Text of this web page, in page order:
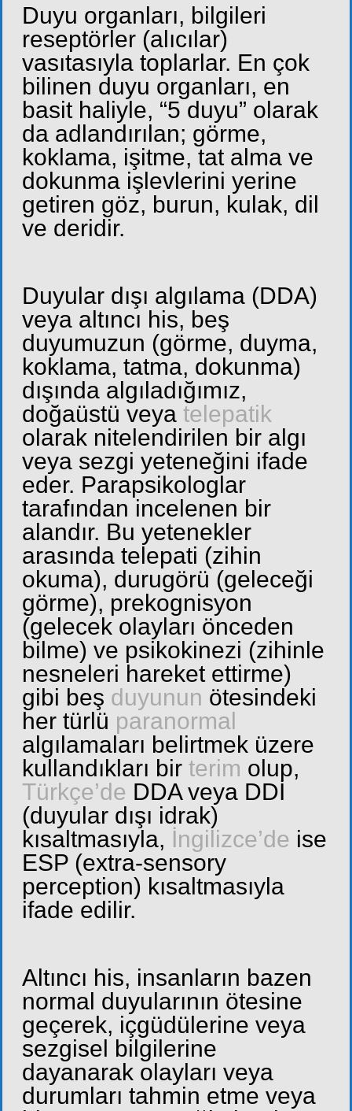
Duyu organları, bilgileri
reseptörler (alıcılar)
vasıtasıyla toplarlar. En çok
bilinen duyu organları, en
basit haliyle, “5 duyu” olarak
da adlandırılan; görme,
koklama, işitme, tat alma ve
dokunma işlevlerini yerine
getiren göz, burun, kulak, dil
ve deridir.
Duyular dışı algılama (DDA)
veya altıncı his, beş
duyumuzun (görme, duyma,
koklama, tatma, dokunma)
dışında algıladığımız,
doğaüstü veya telepatik
olarak nitelendirilen bir algı
veya sezgi yeteneğini ifade
eder. Parapsikologlar
tarafından incelenen bir
alandır. Bu yetenekler
arasında telepati (zihin
okuma), durugörü (geleceği
görme), prekognisyon
(gelecek olayları önceden
bilme) ve psikokinezi (zihinle
nesneleri hareket ettirme)
gibi beş duyunun ötesindeki
her türlü paranormal
algılamaları belirtmek üzere
kullandıkları bir terim olup,
Türkçe’de DDA veya DDİ
(duyular dışı idrak)
kısaltmasıyla, İngilizce’de ise
ESP (extra-sensory
perception) kısaltmasıyla
ifade edilir.
Altıncı his, insanların bazen
normal duyularının ötesine
geçerek, içgüdülerine veya
sezgisel bilgilerine
dayanarak olayları veya
durumları tahmin etme veya